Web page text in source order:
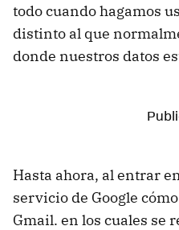
todo cuando hagamos
distinto al que
donde nuestros datos
Hasta ahora, al entrar
servicio de Google
Gmail. en los cuales se